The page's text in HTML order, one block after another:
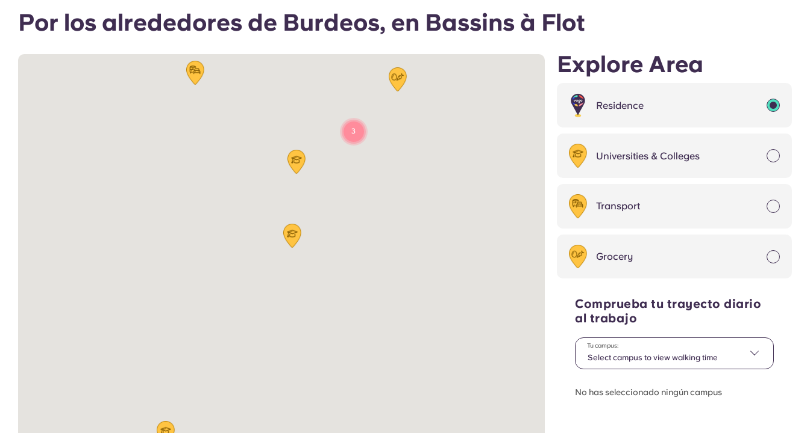
Por los alrededores de Burdeos, en Bassins à Flot
3
Explore Area
Residence
Universities & Colleges
Transport
Grocery
Comprueba tu trayecto diario
al trabajo
Select campus to view walking time
Tu campus:
No has seleccionado ningún campus